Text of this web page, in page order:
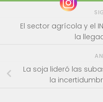
El sector agrícola y el
la
La soja lideró las
la